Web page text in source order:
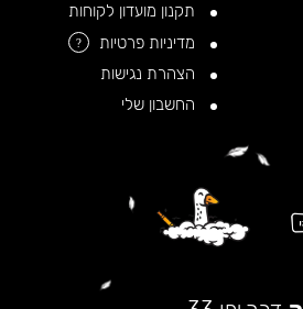
תקנון מועדון לקוחות
מדיניות פרטיות
?
הצהרת נגישות
החשבון שלי